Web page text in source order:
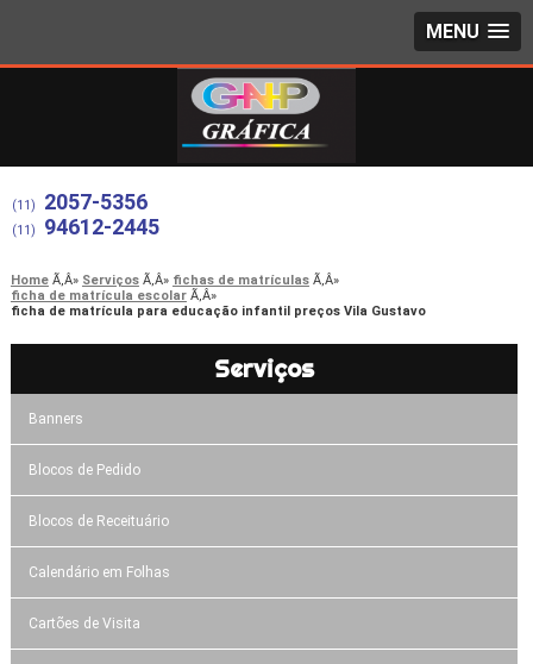
MENU
(11) 2057-5356
(11) 94612-2445
Home Serviços
fichas de matrículas
ficha de matrícula escolar
ficha de matrícula para educação infantil preços Vila Gustavo
Serviços
Banners
Blocos de Pedido
Blocos de Receituário
Calendário em Folhas
Cartões de Visita